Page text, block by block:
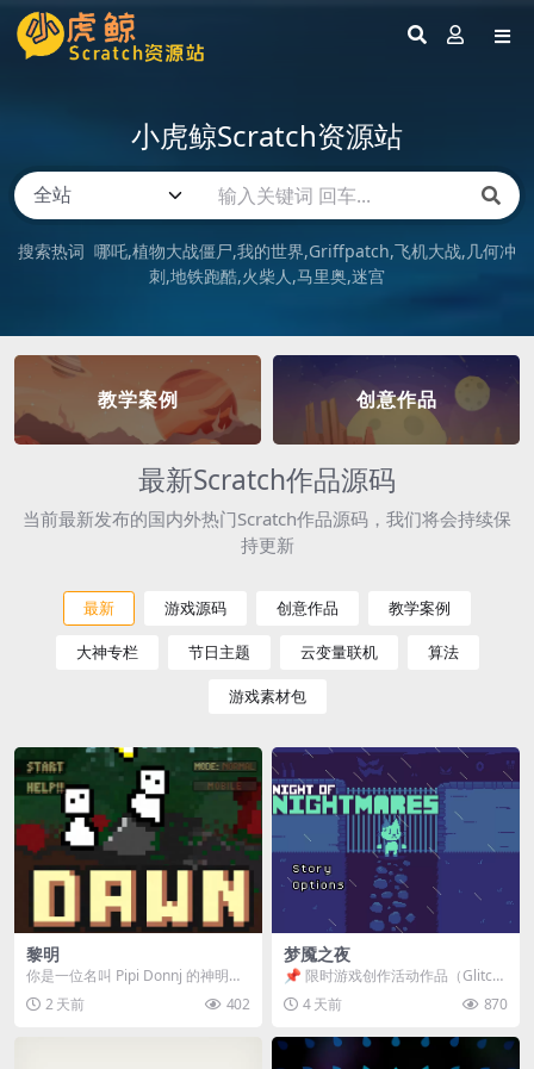
小虎鲸Scratch资源站
搜索热词 哪吒 植物大战僵尸 我的世界 Griffpatch 飞机大战 几何冲
刺 地铁跑酷 火柴人 马里奥 迷宫
教学案例 创意作品
最新Scratch作品源码
当前最新发布的国内外热门Scratch作品源码，我们将会持续保
持更新
最新 游戏源码 创意作品 教学案例
大神专栏 节日主题 云变量联机 算法
游戏素材包
黎明
你是一位名叫 Pipi Donnj 的神明。
你的任务是保护一群白色小人。 点
击...2 天前 402
梦魇之夜
📌 限时游戏创作活动作品（Glitch
Game Jam） 📖 故事背景 怪物四...
4 天前 870